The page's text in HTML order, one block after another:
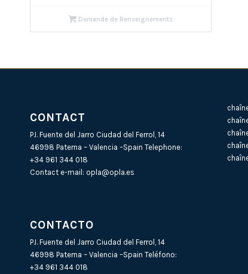
Demande de Renseignements
CONTACT
P.I. Fuente del Jarro Ciudad del Ferrol, 14
46998 Paterna – Valencia –Spain Telephone:
+34 961 344 018
Contact e-mail: opla@opla.es
CONTACTO
P.I. Fuente del Jarro Ciudad del Ferrol, 14
46998 Paterna – Valencia –Spain Teléfono:
+34 961 344 018